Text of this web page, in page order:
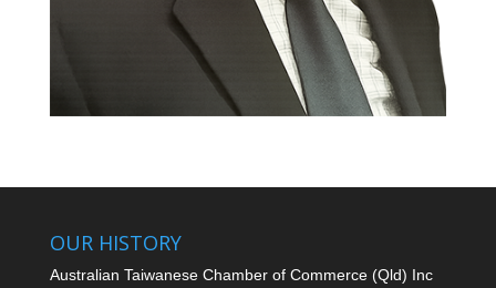
OUR HISTORY
Australian Taiwanese Chamber of Commerce (Qld) Inc